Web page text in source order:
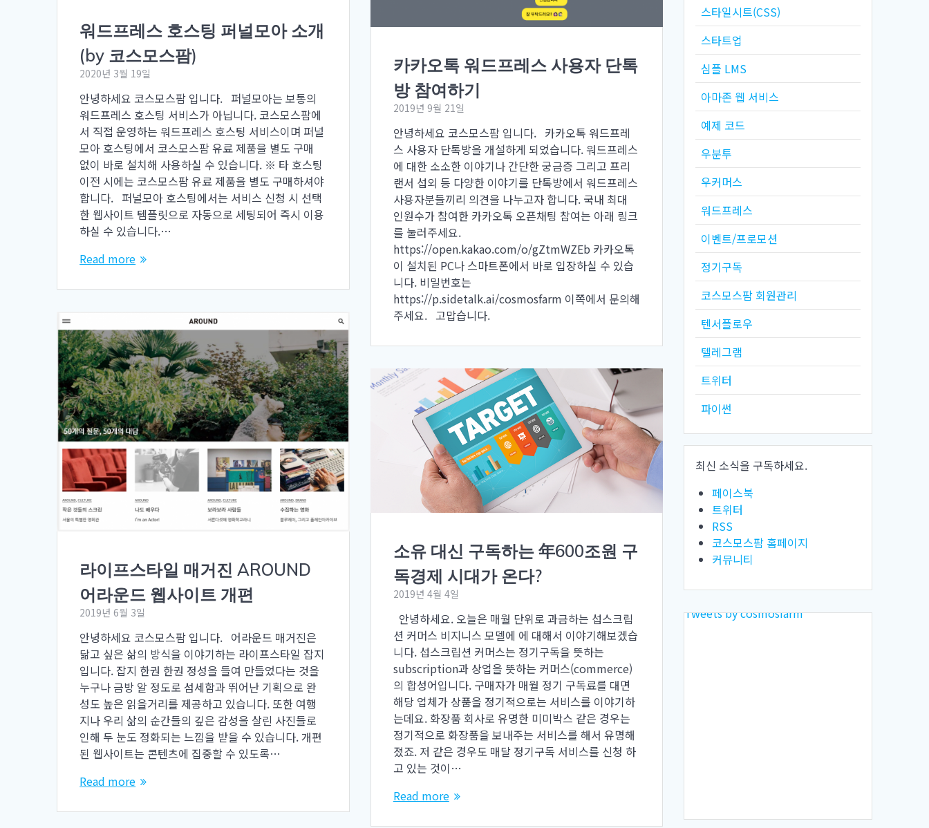
워드프레스 호스팅 퍼널모아 소개
(by 코스모스팜)
2020년 3월 19일
안녕하세요 코스모스팜 입니다. 퍼널모아는 보통의
워드프레스 호스팅 서비스가 아닙니다. 코스모스팜에
서 직접 운영하는 워드프레스 호스팅 서비스이며 퍼널
모아 호스팅에서 코스모스팜 유료 제품을 별도 구매
없이 바로 설치해 사용하실 수 있습니다. ※ 타 호스팅
이전 시에는 코스모스팜 유료 제품을 별도 구매하셔야
합니다. 퍼널모아 호스팅에서는 서비스 신청 시 선택
한 웹사이트 템플릿으로 자동으로 세팅되어 즉시 이용
하실 수 있습니다.…
Read more
카카오톡 워드프레스 사용자 단톡
방 참여하기
2019년 9월 21일
안녕하세요 코스모스팜 입니다. 카카오톡 워드프레
스 사용자 단톡방을 개설하게 되었습니다. 워드프레스
에 대한 소소한 이야기나 간단한 궁금증 그리고 프리
랜서 섭외 등 다양한 이야기를 단톡방에서 워드프레스
사용자분들끼리 의견을 나누고자 합니다. 국내 최대
인원수가 참여한 카카오톡 오픈채팅 참여는 아래 링크
를 눌러주세요.
https://open.kakao.com/o/gZtmWZEb 카카오톡
이 설치된 PC나 스마트폰에서 바로 입장하실 수 있습
니다. 비밀번호는
https://p.sidetalk.ai/cosmosfarm 이쪽에서 문의해
주세요. 고맙습니다.
라이프스타일 매거진 AROUND
어라운드 웹사이트 개편
2019년 6월 3일
안녕하세요 코스모스팜 입니다. 어라운드 매거진은
닮고 싶은 삶의 방식을 이야기하는 라이프스타일 잡지
입니다. 잡지 한권 한권 정성을 들여 만들었다는 것을
누구나 금방 알 정도로 섬세함과 뛰어난 기획으로 완
성도 높은 읽을거리를 제공하고 있습니다. 또한 여행
지나 우리 삶의 순간들의 깊은 감성을 살린 사진들로
인해 두 눈도 정화되는 느낌을 받을 수 있습니다. 개편
된 웹사이트는 콘텐츠에 집중할 수 있도록…
Read more
소유 대신 구독하는 年600조원 구
독경제 시대가 온다?
2019년 4월 4일
안녕하세요. 오늘은 매월 단위로 과금하는 섭스크립
션 커머스 비지니스 모델에 에 대해서 이야기해보겠습
니다. 섭스크립션 커머스는 정기구독을 뜻하는
subscription과 상업을 뜻하는 커머스(commerce)
의 합성어입니다. 구매자가 매월 정기 구독료를 대면
해당 업체가 상품을 정기적으로는 서비스를 이야기하
는데요. 화장품 회사로 유명한 미미박스 같은 경우는
정기적으로 화장품을 보내주는 서비스를 해서 유명해
졌죠. 저 같은 경우도 매달 정기구독 서비스를 신청 하
고 있는 것이…
Read more
스타일시트(CSS)
스타트업
심플 LMS
아마존 웹 서비스
예제 코드
우분투
우커머스
워드프레스
이벤트/프로모션
정기구독
코스모스팜 회원관리
텐서플로우
텔레그램
트위터
파이썬
최신 소식을 구독하세요.
페이스북
트위터
RSS
코스모스팜 홈페이지
커뮤니티
Tweets by cosmosfarm